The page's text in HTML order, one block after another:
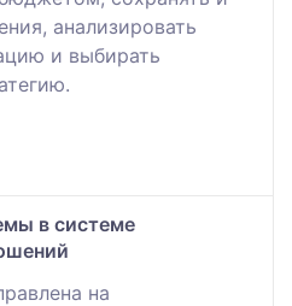
анализировать
и выбирать
в системе
на